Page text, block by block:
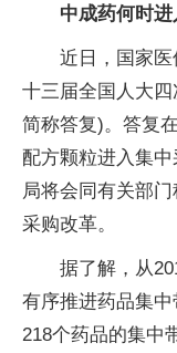
中成药何时
近日，国家
十三届全国人大
简称答复)。答复
配方颗粒进入集
局将会同有关部
采购改革。
据了解，从
有序推进药品集
218个药品的集中